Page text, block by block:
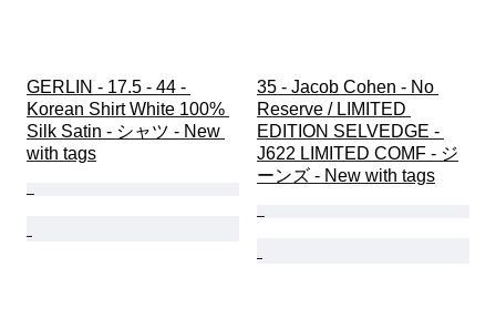
GERLIN - 17.5 - 44 -
Korean Shirt White 100%
Silk Satin - シャツ - New
with tags
35 - Jacob Cohen - No
Reserve / LIMITED
EDITION SELVEDGE -
J622 LIMITED COMF - ジ
ーンズ - New with tags